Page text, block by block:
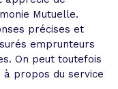
Mutuelle.
précises et
emprunteurs
On peut toutefois
propos du service